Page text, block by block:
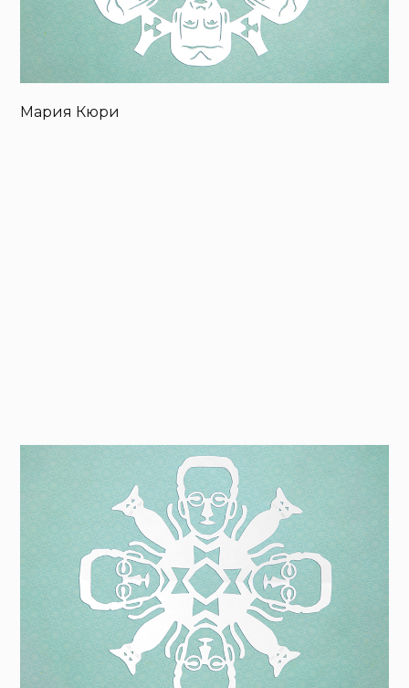
Мария Кюри